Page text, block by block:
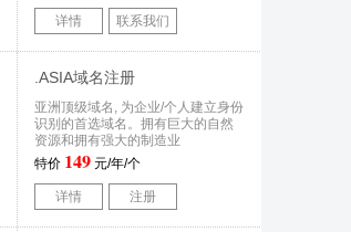
详情 联系我们
.ASIA域名注册
亚洲顶级域名, 为企业/个人建立身份
识别的首选域名。拥有巨大的自然
资源和拥有强大的制造业
特价 149 元/年/个
详情 注册